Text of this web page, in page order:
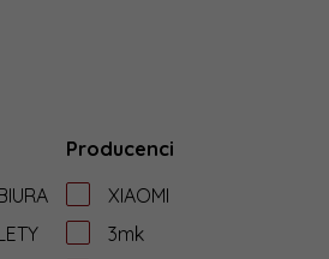
Producenci
XIAOMI
3mk